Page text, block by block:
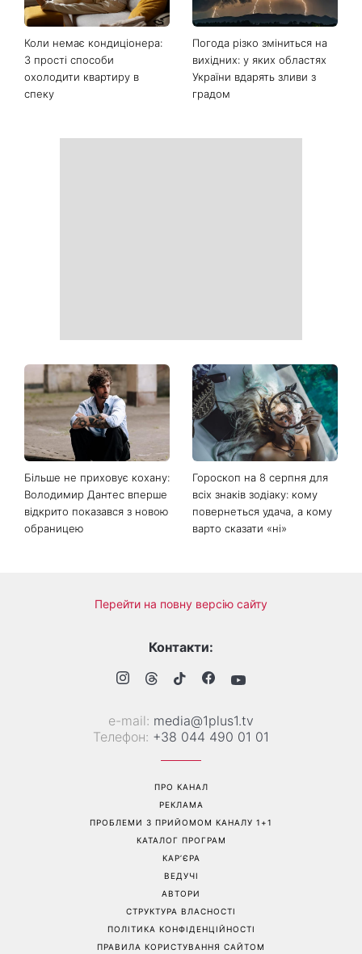
Останні новини
Коли немає кондиціонера:
3 прості способи
охолодити квартиру в
спеку
Погода різко зміниться на
вихідних: у яких областях
України вдарять зливи з
градом
Більше не приховує кохану:
Володимир Дантес вперше
відкрито показався з новою
Гороскоп на 8 серпня для
всіх знаків зодіаку: кому
повернеться удача, а кому
варто сказати «ні»